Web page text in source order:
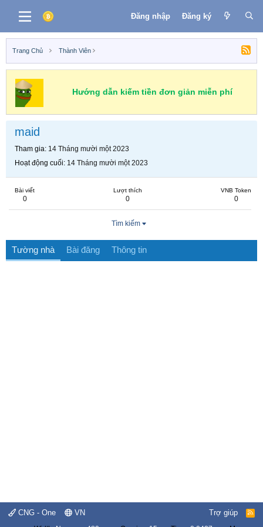
Đăng nhập Đăng ký
Trang Chủ Thành Viên
Hướng dẫn kiếm tiền đơn giản miễn phí
maid
Tham gia 14 Tháng mười một 2023
Hoạt động cuối 14 Tháng mười một 2023
Bài viết
0
Lượt thích
0
VNB Token
0
Tìm kiếm
Tường nhà Bài đăng Thông tin
CNG - One VN Trợ giúp
R